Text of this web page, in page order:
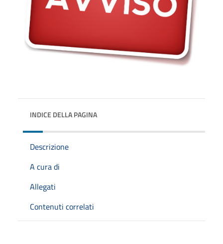
INDICE DELLA PAGINA
Descrizione
A cura di
Allegati
Contenuti correlati